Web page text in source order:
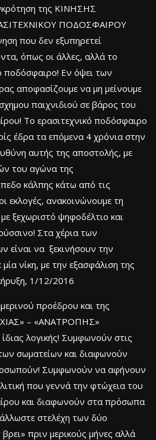
της ΚΙΝΗΣΗΣ
ΠΟΔΟΣΦΑΙΡΟΥ
που δεν εξυπηρετεί
όπως οι άλλες, αλλά το
ποδόσφαιρο! Εν όψει των
αποφασίζουμε να μη μείνουμε
παιχνιδιού σε βάρος του
Το ερασιτεχνικό ποδόσφαιρο
έδρα τα επόμενα 4 χρόνια στην
αυτής της αποστολής, με
του αγώνα της
κάλπης κάτω από τις
εκλογές, ανακοινώνουμε τη
ξεχωριστό ψηφοδέλτιο και
Στα χέρια των
είναι να ξεκινήσουν την
νίκη, με την εξασφάλιση της
1/12/2016
προέδρου και της
– «ΑΝΑΤΡΟΠΗΣ»
λογικής! Συμφωνούν στις
σωματείων και διαφωνούν
Συμφωνούν να αφήνουν
που γεννά την φτώχεια του
και διαφωνούν στα πρόσωπα
άλλωστε στελέχη των δύο
πριν μερικούς μήνες αλλά